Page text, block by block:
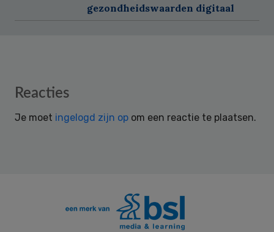
gezondheidswaarden digitaal
Reader
Reacties
Je moet ingelogd zijn op om een reactie te plaatsen.